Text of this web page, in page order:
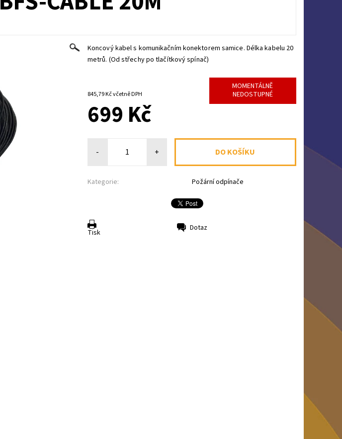
Koncový kabel s komunikačním konektorem samice. Délka kabelu 20
metrů. (Od střechy po tlačítkový spínač)
845,79 Kč včetně DPH
MOMENTÁLNĚ
NEDOSTUPNÉ
699 Kč
- +
Kategorie: Požární odpínače
Tisk Dotaz